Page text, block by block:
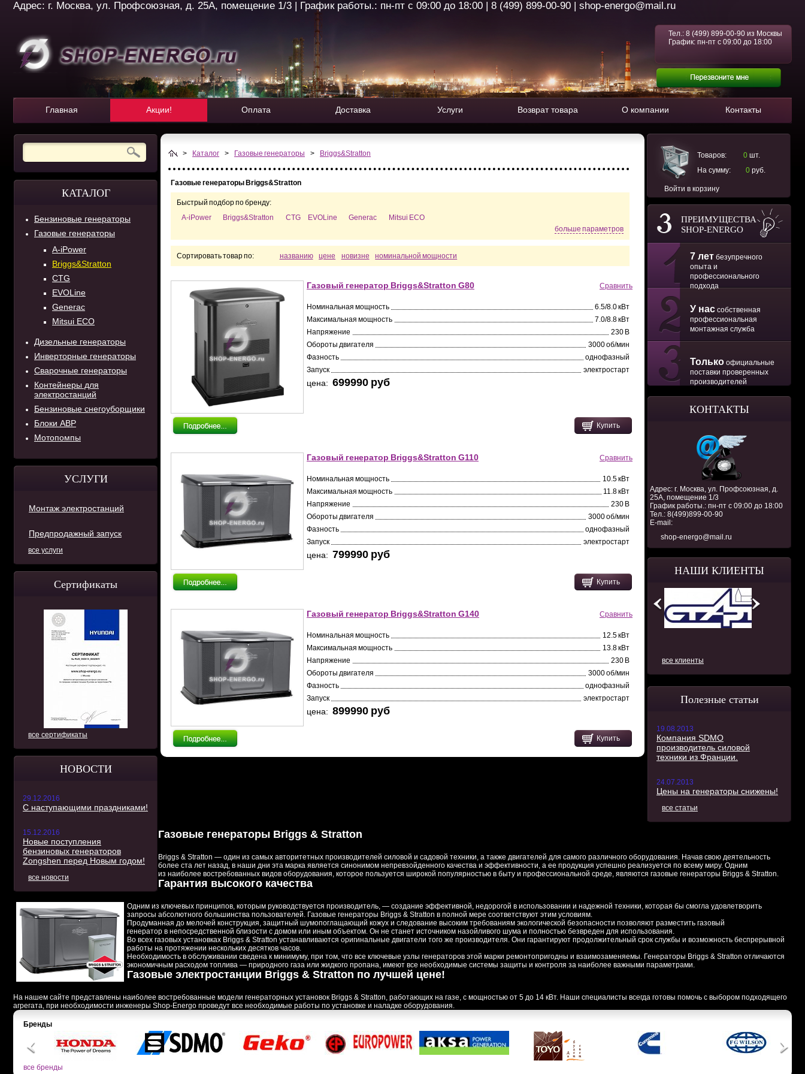
Адрес: г. Москва, ул. Профсоюзная, д. 25А, помещение 1/3 | График работы.: пн-пт с 09:00 до 18:00 | 8 (499) 899-00-90 | shop-energo@mail.ru
Тел.: 8 (499) 899-00-90 из Москвы
График: пн-пт с 09:00 до 18:00
Главная Акции! Оплата Доставка Услуги Возврат товара О компании Контакты
КАТАЛОГ
Бензиновые генераторы
Газовые генераторы
A-iPower
Briggs&Stratton
CTG
EVOLine
Generac
Mitsui ECO
Дизельные генераторы
Инверторные генераторы
Сварочные генераторы
Контейнеры для
электростанций
Бензиновые снегоуборщики
Блоки АВР
Мотопомпы
УСЛУГИ
Монтаж электростанций
Предпродажный запуск
все услуги
Сертификаты
все сертификаты
НОВОСТИ
29.12.2016
С наступающими праздниками!
15.12.2016
Новые поступления
бензиновых генераторов
Zongshen перед Новым годом!
все новости
Товаров: 0 шт.
На сумму:
0 руб.
Войти в корзину
ПРЕИМУЩЕСТВА
SHOP-ENERGO
7 лет безупречного
опыта и
профессионального
подхода
У нас собственная
профессиональная
монтажная служба
Только официальные
поставки проверенных
производителей
КОНТАКТЫ
Адрес: г. Москва, ул. Профсоюзная, д.
25А, помещение 1/3
График работы.: пн-пт с 09:00 до 18:00
Тел.: 8(499)899-00-90
E-mail:
shop-energo@mail.ru
НАШИ КЛИЕНТЫ
все клиенты
Полезные статьи
19.08.2013
Компания SDMO
производитель силовой
техники из Франции.
24.07.2013
Цены на генераторы снижены!
все статьи
> Каталог > Газовые генераторы > Briggs&Stratton
Газовые генераторы Briggs&Stratton
Быстрый подбор по бренду:
A-iPower
Briggs&Stratton CTG EVOLine Generac
Mitsui ECO
больше параметров
Сортировать товар по: названию цене новизне номинальной мощности
Газовый генератор Briggs&Stratton G80 Сравнить
Номинальная мощность
6.5/8.0 кВт
Максимальная мощность
7.0/8.8 кВт
Напряжение
230 В
Обороты двигателя
3000 об/мин
Фазность
однофазный
Запуск
электростарт
цена: 699990 pуб
Купить
Газовый генератор Briggs&Stratton G110 Сравнить
Номинальная мощность
10.5 кВт
Максимальная мощность
11.8 кВт
Напряжение
230 В
Обороты двигателя
3000 об/мин
Фазность
однофазный
Запуск
электростарт
цена: 799990 pуб
Купить
Газовый генератор Briggs&Stratton G140 Сравнить
Номинальная мощность
12.5 кВт
Максимальная мощность
13.8 кВт
Напряжение
230 В
Обороты двигателя
3000 об/мин
Фазность
однофазный
Запуск
электростарт
цена: 899990 pуб
Купить
Газовые генераторы Briggs & Stratton
Briggs & Stratton — один из самых авторитетных производителей силовой и садовой техники, а также двигателей для самого различного оборудования. Начав свою деятельность
более ста лет назад, в наши дни эта марка является синонимом непревзойденного качества и эффективности, а ее продукция успешно реализуется по всему миру. Одним
из наиболее востребованных видов оборудования, которое пользуется широкой популярностью в быту и профессиональной среде, являются газовые генераторы Briggs & Stratton.
Гарантия высокого качества
Одним из ключевых принципов, которым руководствуется производитель, — создание эффективной, недорогой в использовании и надежной техники, которая бы смогла удовлетворить
запросы абсолютного большинства пользователей. Газовые генераторы Briggs & Stratton в полной мере соответствуют этим условиям.
Продуманная до мелочей конструкция, защитный шумопоглащающий кожух и следование высоким требованиям экологической безопасности позволяют разместить газовый
генератор в непосредственной близости с домом или иным объектом. Он не станет источником назойливого шума и полностью безвреден для использования.
Во всех газовых установках Briggs & Stratton устанавливаются оригинальные двигатели того же производителя. Они гарантируют продолжительный срок службы и возможность беспрерывной
работы на протяжении нескольких десятков часов.
Необходимость в обслуживании сведена к минимуму, при том, что все ключевые узлы генераторов этой марки ремонтопригодны и взаимозаменяемы. Генераторы Briggs & Stratton отличаются
экономичным расходом топлива — природного газа или жидкого пропана, имеют все необходимые системы защиты и контроля за наиболее важными параметрами.
Газовые электростанции Briggs & Stratton по лучшей цене!
На нашем сайте представлены наиболее востребованные модели генераторных установок Briggs & Stratton, работающих на газе, с мощностью от 5 до 14 кВт. Наши специалисты всегда готовы помочь с выбором подходящего
агрегата, при необходимости инженеры Shop-Energo проведут все необходимые работы по установке и наладке оборудования.
Бренды
все бренды